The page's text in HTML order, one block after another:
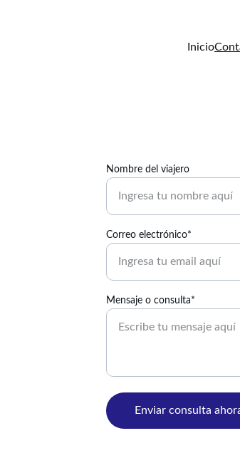
Inicio
Nombre del viajero
Correo electrónico*
Mensaje o consulta*
Enviar consulta